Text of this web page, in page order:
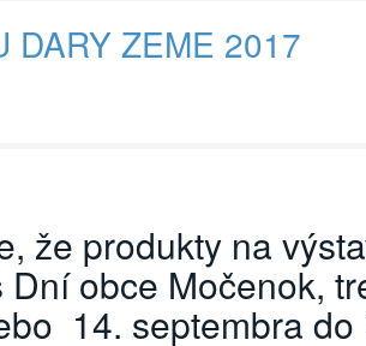
DARY ZEME 2017
že produkty na
obce Močenok,
14. septembra do